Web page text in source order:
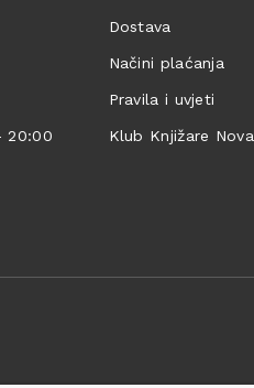
20:00
Dostava
Načini plaćanja
Pravila i uvjeti
Klub Knjižare Nova